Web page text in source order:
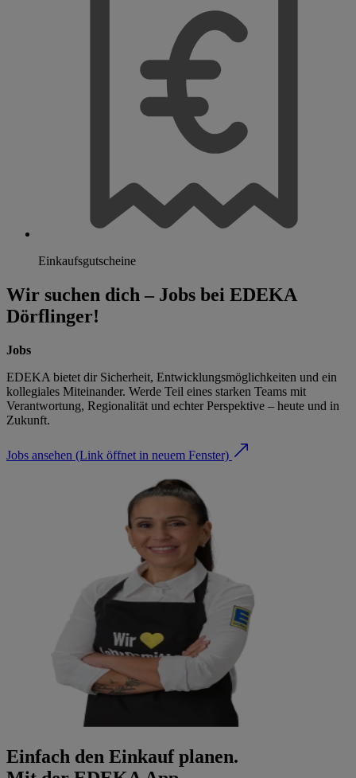
Einkaufsgutscheine
Wir suchen dich – Jobs bei EDEKA
Dörflinger!
Jobs
EDEKA bietet dir Sicherheit, Entwicklungsmöglichkeiten und ein
kollegiales Miteinander. Werde Teil eines starken Teams mit
Verantwortung, Regionalität und echter Perspektive – heute und in
Zukunft.
Jobs ansehen (Link öffnet in neuem Fenster)
Einfach den Einkauf planen.